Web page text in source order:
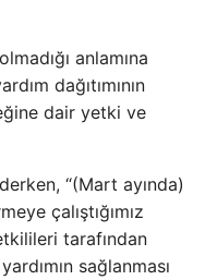
anlamına
dağıtımının
dair yetki ve
“(Mart ayında)
çalıştığımız
tarafından
sağlanması